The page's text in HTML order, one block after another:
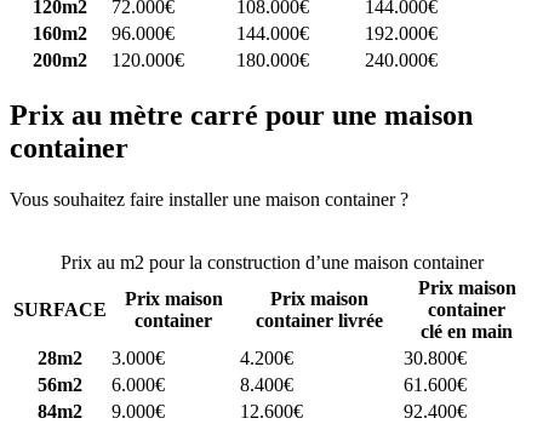
120m2
72.000€ 108.000€
144.000€
160m2
96.000€ 144.000€
192.000€
200m2
120.000€ 180.000€ 240.000€
Prix au mètre carré pour une maison
container
Vous souhaitez faire installer une maison container ?
Prix au m2 pour la construction d’une maison container
SURFACE
Prix maison
container
Prix maison
container livrée
Prix maison
container
clé en main
28m2
3.000€ 4.200€
30.800€
56m2
6.000€ 8.400€
61.600€
84m2
9.000€ 12.600€
92.400€